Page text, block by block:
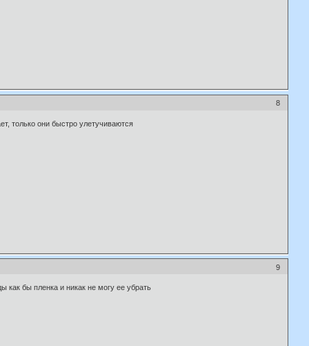
8
только они быстро улетучиваются
9
бы пленка и никак не могу ее убрать